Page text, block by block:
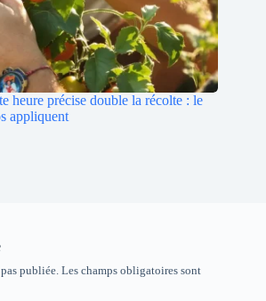
heure précise double la récolte : le
appliquent
publiée. Les champs obligatoires sont